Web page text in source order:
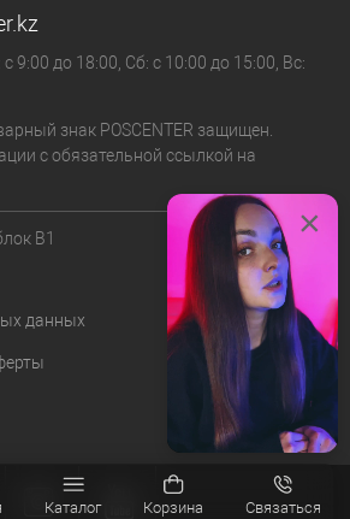
9:00 до 18:00, Сб: с 10:00 до 15:00, Вс:
знак POSCENTER защищен.
с обязательной ссылкой на
B1
данных
×
Каталог Корзина Связаться